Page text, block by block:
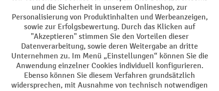
Impressum Datenschutz
Barrierefreiheit Privacy Settings
Alle Preise exkl. gesetzl. Mehrwertsteuer zzgl.Versandkostenund ggf.
Nachnahmegebühren, wenn nicht anders angegeben.